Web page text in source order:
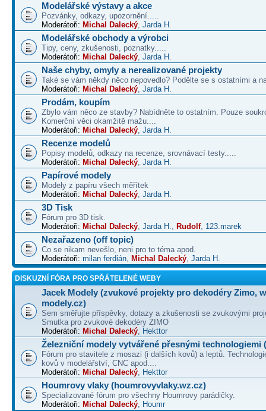
Modelářské výstavy a akce
Pozvánky, odkazy, upozornění.....
Moderátoři: Michal Dalecký, Jarda H.
Modelářské obchody a výrobci
Tipy, ceny, zkušenosti, poznatky.....
Moderátoři: Michal Dalecký, Jarda H.
Naše chyby, omyly a nerealizované projekty
Také se vám někdy něco nepovedlo? Podělte se s ostatními a
Moderátoři: Michal Dalecký, Jarda H.
Prodám, koupím
Zbylo vám něco ze stavby? Nabídněte to ostatním. Pouze
Komerční věci okamžitě mažu....
Moderátoři: Michal Dalecký, Jarda H.
Recenze modelů
Popisy modelů, odkazy na recenze, srovnávací testy.....
Moderátoři: Michal Dalecký, Jarda H.
Papírové modely
Modely z papíru všech měřítek
Moderátoři: Michal Dalecký, Jarda H.
3D Tisk
Fórum pro 3D tisk.
Moderátoři: Michal Dalecký, Jarda H., Rudolf, 123.marek
Nezařazeno (off topic)
Co se nikam nevešlo, neni pro to téma apod.
Moderátoři: milan ferdián, Michal Dalecký, Jarda H.
DISKUZNÍ FÓRA PRO SPŘÁTELENÉ WEBY
Jacek Modely (zvukové projekty pro dekodéry Zimo,
modely.cz)
Sem směřujte příspěvky, dotazy a zkušenosti se zvukovými
Smutka pro zvukové dekodéry ZIMO
Moderátoři: Michal Dalecký, Hekttor
Železniční modely vytvářené přesnými technologiemi
Fórum pro stavitele z mosazi (i dalších kovů) a leptů.
kovů v modelářství, CNC apod....
Moderátoři: Michal Dalecký, Hekttor
Houmrovy vlaky (houmrovyvlaky.wz.cz)
Specializované fórum pro všechny Houmrovy parádičky.
Moderátoři: Michal Dalecký, Houmr